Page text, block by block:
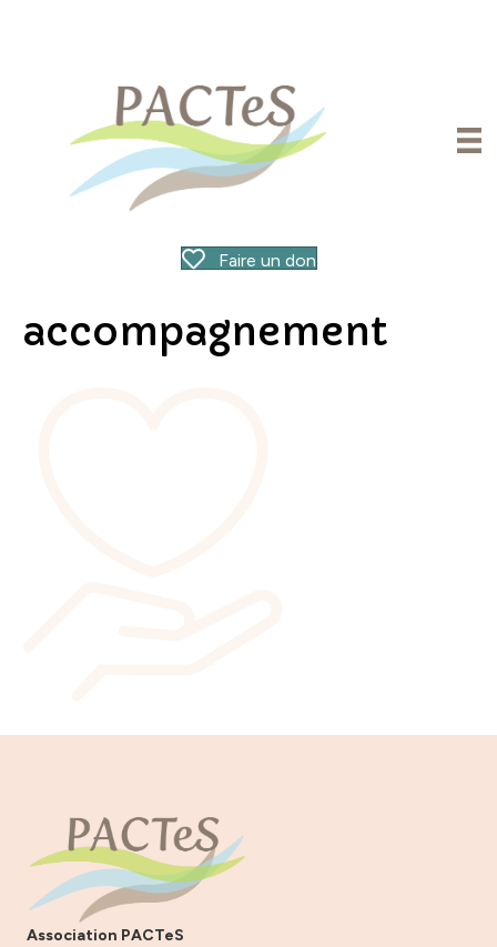
Faire un don
accompagnement
Association PACTeS